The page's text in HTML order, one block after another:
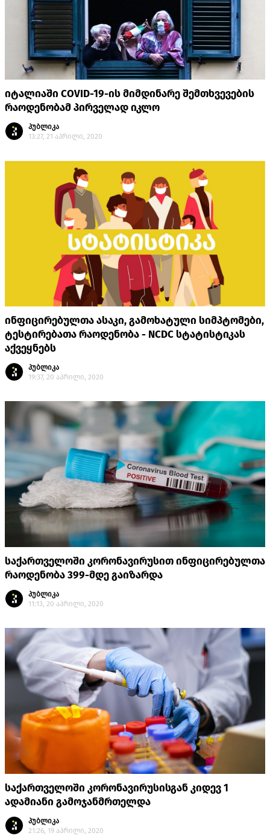
იტალიაში COVID-19-ის მიმდინარე შემთხვევების
რაოდენობამ პირველად იკლო
პუბლიკა
13:27, 21 აპრილი, 2020
ინფიცირებულთა ასაკი, გამოხატული სიმპტომები,
ტესტირებათა რაოდენობა - NCDC სტატისტიკას
აქვეყნებს
პუბლიკა
19:37, 20 აპრილი, 2020
საქართველოში კორონავირუსით ინფიცირებულთა
რაოდენობა 399-მდე გაიზარდა
პუბლიკა
11:13, 20 აპრილი, 2020
საქართველოში კორონავირუსისგან კიდევ 1
ადამიანი გამოჯანმრთელდა
პუბლიკა
21:26, 19 აპრილი, 2020